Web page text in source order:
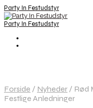
Party In Festudstyr
Party In Festudstyr
Forside / Nyheder / Rød
Festlige Anledninger